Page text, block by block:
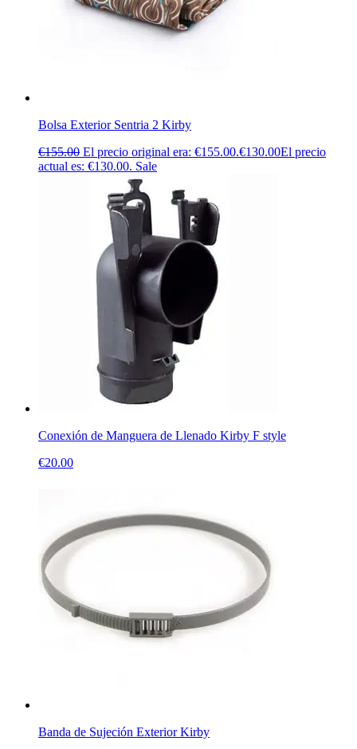
Bolsa Exterior Sentria 2 Kirby
€155.00 El precio original era: €155.00.€130.00El precio
actual es: €130.00. Sale
Conexión de Manguera de Llenado Kirby F style
€20.00
Banda de Sujeción Exterior Kirby